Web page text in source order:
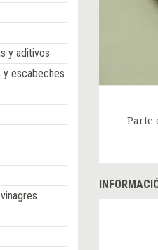
y aditivos
y escabeches
Parte